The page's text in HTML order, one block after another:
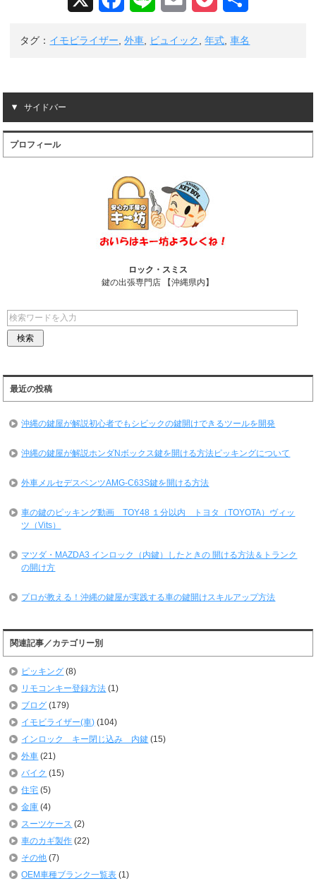
o
k
t
タグ： イモビライザー ,外車 ビュイック ,年式 ,車名
サイドバー
プロフィール
ロック・スミス
鍵の出張専門店 【沖縄県内】
最近の投稿
沖縄の鍵屋が解説初心者でもシビックの鍵開けできるツールを開発
沖縄の鍵屋が解説ホンダNボックス鍵を開ける方法ピッキングについて
外車メルセデスベンツAMG-C63S鍵を開ける方法
車の鍵のピッキング動画 TOY48 １分以内 トヨタ（TOYOTA）ヴィッ
ツ（Vits）
マツダ・MAZDA3 インロック（内鍵）したときの 開ける方法＆トランク
の開け方
プロが教える！沖縄の鍵屋が実践する車の鍵開けスキルアップ方法
関連記事／カテゴリー別
ピッキング (8)
リモコンキー登録方法 (1)
ブログ (179)
イモビライザー(車) (104)
インロック キー閉じ込み 内鍵 (15)
外車 (21)
バイク (15)
住宅 (5)
金庫 (4)
スーツケース (2)
車のカギ製作 (22)
その他 (7)
OEM車種ブランク一覧表 (1)